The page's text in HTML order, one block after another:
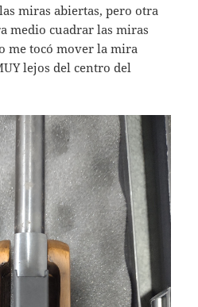
miras abiertas, pero otra
medio cuadrar las miras
me tocó mover la mira
lejos del centro del